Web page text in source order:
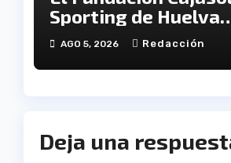
Sporting de Huelva
disputará la Copa de
Andalucía en el
Antonio Toledo
AGO 5, 2026 Redacción
Deja una